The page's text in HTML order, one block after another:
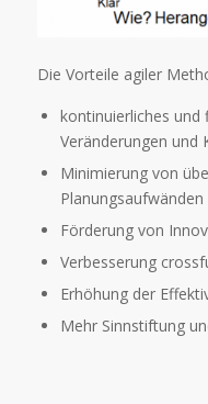
Die Vorteile agiler
kontinuierliches und
Veränderungen und
Minimierung von
Förderung von
Verbesserung
Erhöhung der
Mehr Sinnstiftung